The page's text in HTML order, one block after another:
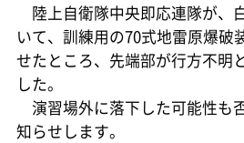
陸上自衛隊中央即応連隊が、
いて、訓練用の70式地雷原爆破
せたところ、先端部が行方不明
した。
演習場外に落下した可能性も
知らせします。